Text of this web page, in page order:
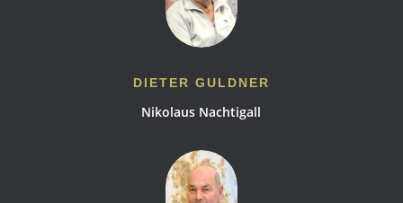
DIETER GULDNER
Nikolaus Nachtigall